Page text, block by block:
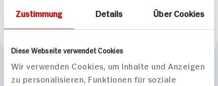
Zustimmung Details Über Cookies
Diese Webseite verwendet Cookies
Wir verwenden Cookies, um Inhalte und Anzeigen
zu personalisieren, Funktionen für soziale
Marke